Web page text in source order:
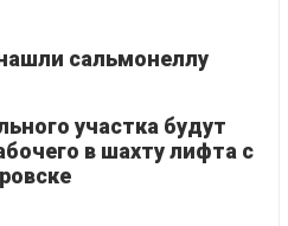
сальмонеллу
участка будут
в шахту лифта с